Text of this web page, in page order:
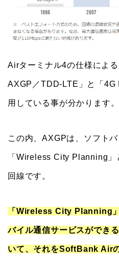
Airターミナル4の仕様によ
AXGP／TDD-LTE」と「4G
用している事が分かります。
この内、AXGPは、ソフト
「Wireless City Planning」
回線です。
「Wireless City Planning
バイル通信サービスができ
いて、それをSoftBank Air